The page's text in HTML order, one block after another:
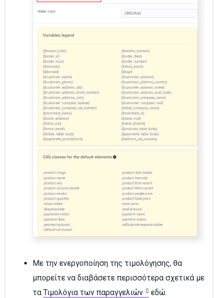
Με την ενεργοποίηση της τιμολόγησης, θα
μπορείτε να διαβάσετε περισσότερα σχετικά με
τα Τιμολόγια των παραγγελιών εδώ.